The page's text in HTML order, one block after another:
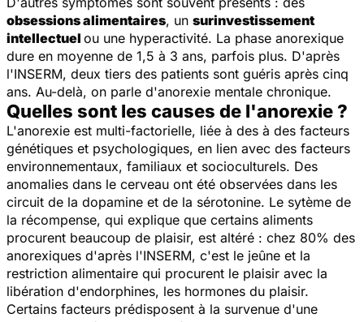
obsessions alimentaires, un surinvestissement
intellectuel ou une hyperactivité. La phase anorexique
dure en moyenne de 1,5 à 3 ans, parfois plus. D'après
l'INSERM, deux tiers des patients sont guéris après cinq
ans. Au-delà, on parle d'anorexie mentale chronique.
Quelles sont les causes de l'anorexie ?
L'anorexie est multi-factorielle, liée à des à des facteurs
génétiques et psychologiques, en lien avec des facteurs
environnementaux, familiaux et socioculturels. Des
anomalies dans le cerveau ont été observées dans les
circuit de la dopamine et de la sérotonine. Le sytème de
la récompense, qui explique que certains aliments
procurent beaucoup de plaisir, est altéré : chez 80% des
anorexiques d'après l'INSERM, c'est le jeûne et la
restriction alimentaire qui procurent le plaisir avec la
libération d'endorphines, les hormones du plaisir.
Certains facteurs prédisposent à la survenue d'une